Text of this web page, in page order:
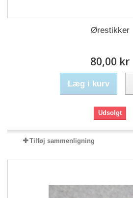
Ørestikker
80,00 kr
Læg i kurv
Udsolgt
Tilføj sammenligning